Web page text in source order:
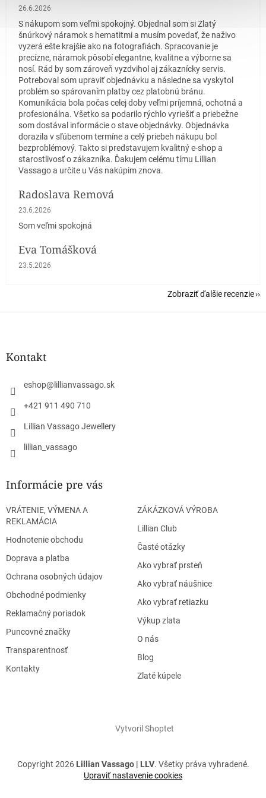
Hodnotenie obchodu je 5 z 5 hviezdičiek.
26.6.2026
S nákupom som veľmi spokojný. Objednal som si Zlatý
šnúrkový náramok s hematitmi a musím povedať, že naživo
vyzerá ešte krajšie ako na fotografiách. Spracovanie je
precízne, náramok pôsobí elegantne, kvalitne a výborne sa
nosí. Rád by som zároveň vyzdvihol aj zákaznícky servis.
Potreboval som upraviť objednávku a následne sa vyskytol
problém so spárovaním platby cez platobnú bránu.
Komunikácia bola počas celej doby veľmi príjemná, ochotná a
profesionálna. Všetko sa podarilo rýchlo vyriešiť a priebežne
som dostával informácie o stave objednávky. Objednávka
dorazila v sľúbenom termíne a celý priebeh nákupu bol
bezproblémový. Takto si predstavujem kvalitný e-shop a
starostlivosť o zákazníka. Ďakujem celému tímu Lillian
Vassago a určite u Vás nakúpim znova.
Radoslava Remová
Hodnotenie obchodu je 5 z 5 hviezdičiek.
23.6.2026
Som veľmi spokojná
Eva Tomášková
Hodnotenie obchodu je 5 z 5 hviezdičiek.
23.5.2026
Zobraziť ďalšie recenzie
Z
Kontakt
eshop@ lillianvassago.sk
+421 911 490 710
Lillian Vassago Jewellery
lillian_vassago
Informácie pre vás
VRÁTENIE, VÝMENA A
REKLAMÁCIA
Hodnotenie obchodu
Doprava a platba
Ochrana osobných údajov
Obchodné podmienky
Reklamačný poriadok
Puncovné značky
Transparentnosť
Kontakty
ZÁKÁZKOVÁ VÝROBA
Lillian Club
Časté otázky
Ako vybrať prsteň
Ako vybrať náušnice
Ako vybrať retiazku
Výkup zlata
O nás
Blog
Zlaté kúpele
Vytvoril Shoptet
Copyright 2026 Lillian Vassago | LLV. Všetky práva vyhradené.
Upraviť nastavenie cookies